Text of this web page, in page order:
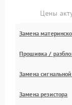
Цены
Замена
Прошивка /
Замена
Замена резистора